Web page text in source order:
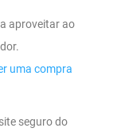
aproveitar ao
uma compra
seguro do